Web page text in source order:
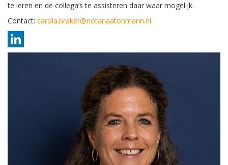
te leren en de collega’s te assisteren daar waar mogelijk.
Contact: carola.braker@notariaatohmann.nl